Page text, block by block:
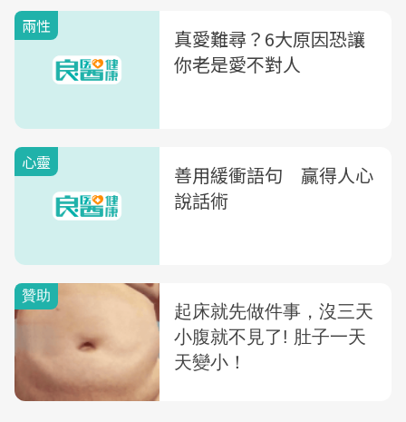
兩性
真愛難尋？6大原因恐讓
你老是愛不對人
心靈
善用緩衝語句 贏得人心
說話術